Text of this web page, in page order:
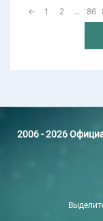
← 1 2 ... 86
2006 - 2026